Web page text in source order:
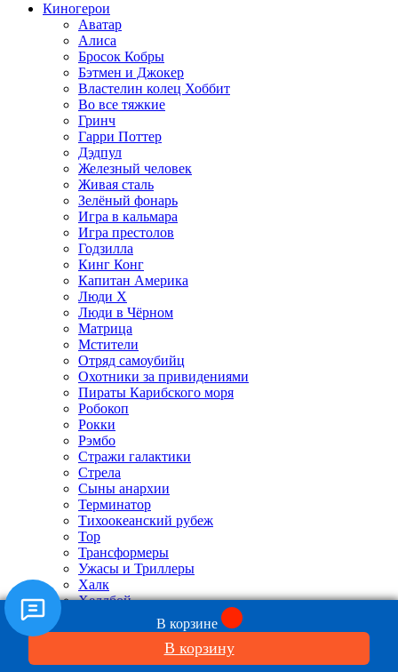
В корзине
В корзину
Киногерои
Аватар
Алиса
Бросок Кобры
Бэтмен и Джокер
Властелин колец Хоббит
Во все тяжкие
Гринч
Гарри Поттер
Дэдпул
Железный человек
Живая сталь
Зелёный фонарь
Игра в кальмара
Игра престолов
Годзилла
Кинг Конг
Капитан Америка
Люди X
Люди в Чёрном
Матрица
Мстители
Отряд самоубийц
Охотники за привидениями
Пираты Карибского моря
Робокоп
Рокки
Рэмбо
Стражи галактики
Стрела
Сыны анархии
Терминатор
Тихоокеанский рубеж
Тор
Трансформеры
Ужасы и Триллеры
Халк
Хеллбой
Ходячие мертвецы
Хранители
Супермен Человек из стали
Человек муравей